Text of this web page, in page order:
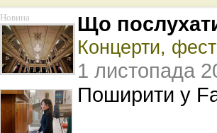
Новина Що
Концерти,
1 листопада
Поширити у